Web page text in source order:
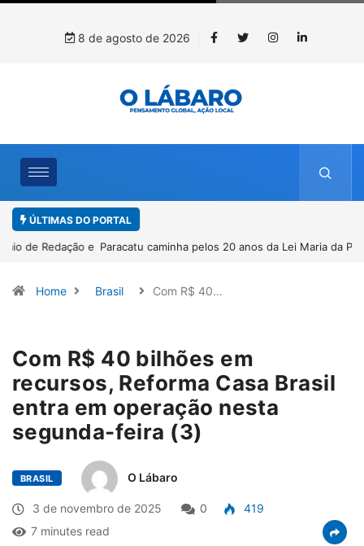
8 de agosto de 2026
ÚLTIMAS DO PORTAL
Paracatu caminha pelos 20 anos da Lei Maria da Penha
Home Brasil Com R$ 40…
Com R$ 40 bilhões em
recursos, Reforma Casa Brasil
entra em operação nesta
segunda-feira (3)
BRASIL O Lábaro
3 de novembro de 2025 0
419
7 minutes read